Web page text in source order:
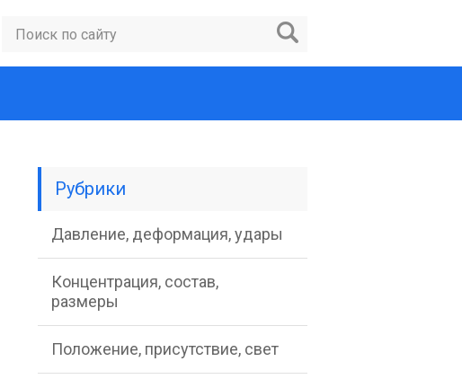
Рубрики
Давление, деформация, удары
Концентрация, состав,
размеры
Положение, присутствие, свет